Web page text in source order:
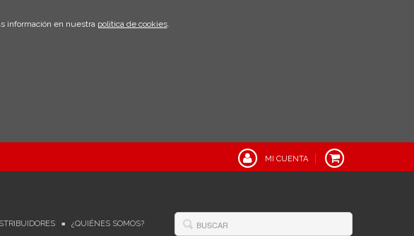
información en nuestra política de cookies.
MI CUENTA
¿QUIÉNES SOMOS?